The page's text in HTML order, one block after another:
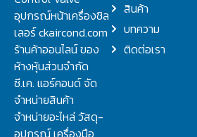
อุปกรณ์หน้าเครื่องชิล
เลอร์ ckaircond.com
ร้านค้าออนไลน์ ของ
ห้างหุ้นส่วนจำกัด
ซี.เค. แอร์คอนด์ จัด
จำหน่ายสินค้า
จำหน่ายอะไหล่ วัสดุ-
อุปกรณ์ เครื่องมือ
สินค้า
บทความ
ติดต่อเรา